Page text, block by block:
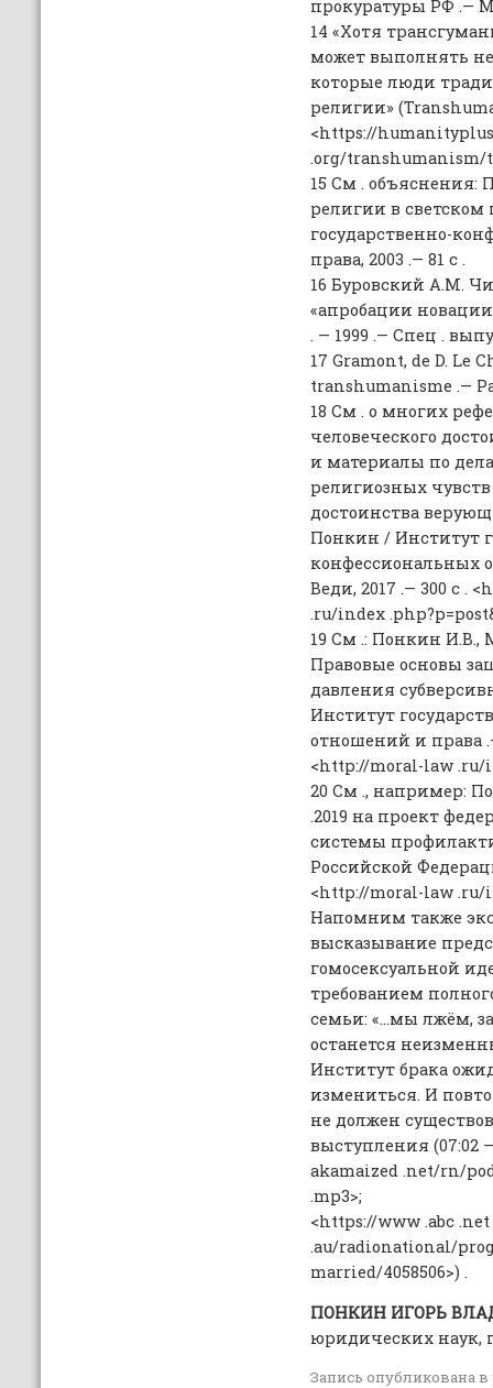
прокуратуры РФ .— М
14 «Хотя
может выполнять
которые люди
религии»
<https://humanityplus
.org/transhumanism/
15 См . объяснения:
религии в светском
государственно-
права, 2003 .— 81 с .
16 Буровский А.М.
«апробации
. — 1999 .— Спец .
17 Gramont, de D. Le
transhumanisme .—
18 См . о многих
человеческого
и материалы по
религиозных
достоинства
Понкин / Институт
конфессиональных
Веди, 2017 .— 300 с .
.ru/index
19 См .: Понкин И.В.,
Правовые основы
давления
Институт
отношений и права
<http://moral-law .ru/
20 См ., например:
.2019 на проект
системы
Российской
<http://moral-law .ru/
Напомним также
высказывание
гомосексуальной
требованием
семьи: «…мы лжём,
останется
Институт брака
измениться. И
не должен
выступления (07:02
akamaized .net/rn/
.mp3>;
<https://www .abc .net
.au/radionational/
married/4058506>) .
ПОНКИН ИГОРЬ
юридических наук,
Запись опубликована